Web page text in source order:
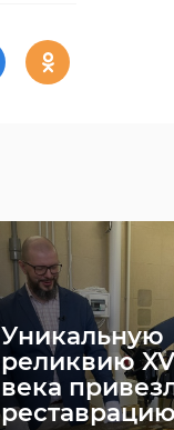
Уникальную
реликвию
века